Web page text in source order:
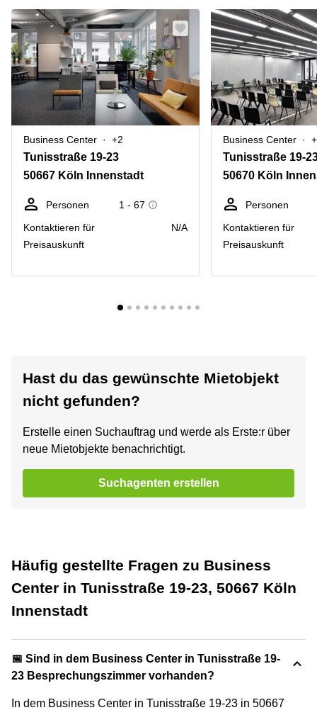
Business Center +2
Tunisstraße 19-23
50667 Köln Innenstadt
Personen
1 - 67
Kontaktieren für
Preisauskunft
N/A
Business Center
Tunisstraße 19-
50670 Köln
Personen
Kontaktieren für
Preisauskunft
Hast du das gewünschte Mietobjekt
nicht gefunden?
Erstelle einen Suchauftrag und werde als Erste:r über
neue Mietobjekte benachrichtigt.
Suchagenten erstellen
Häufig gestellte Fragen zu Business
Center in Tunisstraße 19-23, 50667 Köln
Innenstadt
📅 Sind in dem Business Center in Tunisstraße 19-
23 Besprechungszimmer vorhanden?
In dem Business Center in Tunisstraße 19-23 in 50667